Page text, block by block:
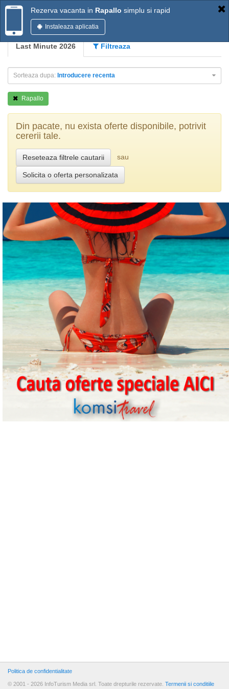
Rezerva vacanta in Rapallo simplu si rapid
Instaleaza aplicatia
Last Minute 2026 Filtreaza
Sorteaza dupa: Introducere recenta
Rapallo
Din pacate, nu exista oferte disponibile, potrivit
cererii tale.
Reseteaza filtrele cautarii sau
Solicita o oferta personalizata
Politica de confidentialitate
© 2001 - 2026 InfoTurism Media srl. Toate drepturile rezervate. Termenii si conditiile